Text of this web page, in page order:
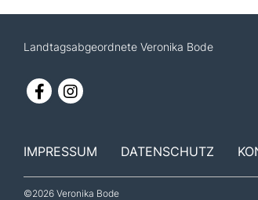
Landtagsabgeordnete Veronika Bode
IMPRESSUM DATENSCHUTZ
©2026 Veronika Bode